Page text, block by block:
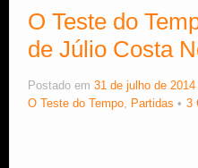
Fique Sócio
Quem Somos?
Calendário
O Teste do
de Júlio Costa
Postado em 31 de julho de 2014
O Teste do Tempo, Partidas 3